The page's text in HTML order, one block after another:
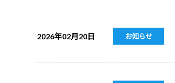
2026年02月20日 お知らせ